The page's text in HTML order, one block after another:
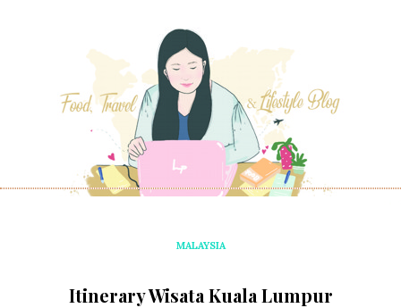
MALAYSIA
Itinerary Wisata Kuala Lumpur